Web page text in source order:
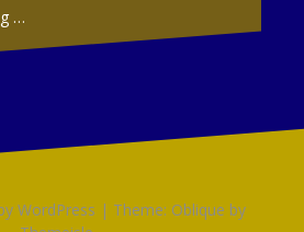
…
WordPress | Theme: Oblique by